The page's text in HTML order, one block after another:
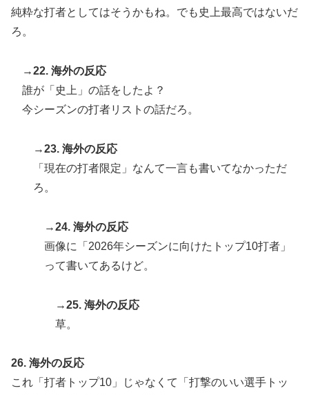
純粋な打者としてはそうかもね。でも史上最高ではないだ
ろ。
→22. 海外の反応
誰が「史上」の話をしたよ？
今シーズンの打者リストの話だろ。
→23. 海外の反応
「現在の打者限定」なんて一言も書いてなかっただ
ろ。
→24. 海外の反応
画像に「2026年シーズンに向けたトップ10打者」
って書いてあるけど。
→25. 海外の反応
草。
26. 海外の反応
これ「打者トップ10」じゃなくて「打撃のいい選手トッ